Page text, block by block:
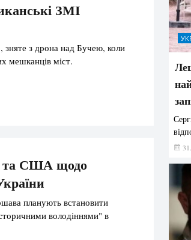
ЗМІ
зняте з дрона над Бучею, коли
мешканців міст.
та США щодо
планують встановити
володіннями" в